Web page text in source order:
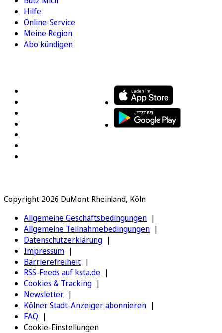
Hilfe
Online-Service
Meine Region
Abo kündigen
Copyright 2026 DuMont Rheinland, Köln
Allgemeine Geschäftsbedingungen
Allgemeine Teilnahmebedingungen
Datenschutzerklärung
Impressum
Barrierefreiheit
RSS-Feeds auf ksta.de
Cookies & Tracking
Newsletter
Kölner Stadt-Anzeiger abonnieren
FAQ
Cookie-Einstellungen